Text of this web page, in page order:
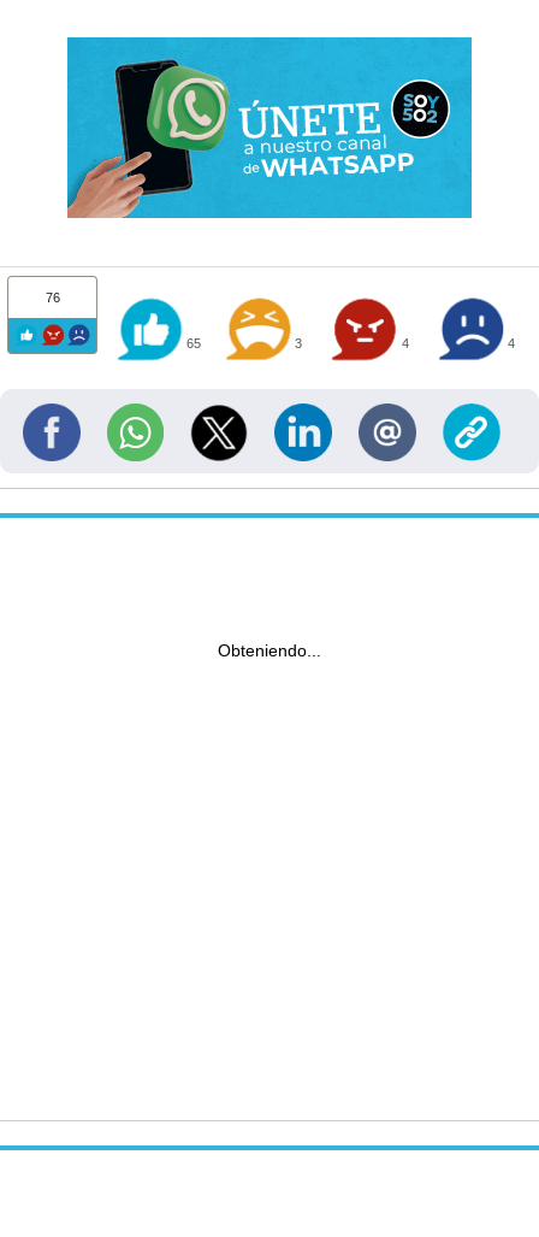
76
65 3 4 4
Obteniendo...